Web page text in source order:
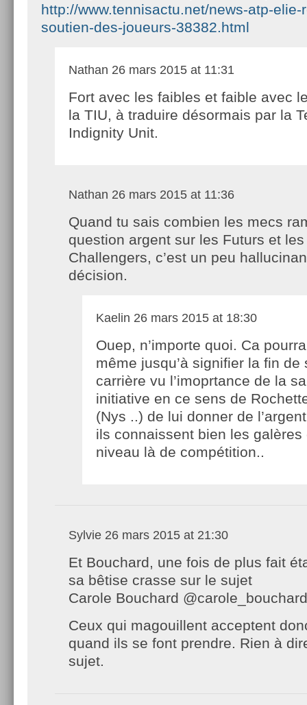
http://www.tennisactu.net/news-atp-
soutien-des-joueurs-38382.html
Nathan 26 mars 2015 at 11:31
Fort avec les faibles et faible avec
la TIU, à traduire désormais par la
Indignity Unit.
Nathan 26 mars 2015 at 11:36
Quand tu sais combien les mecs
question argent sur les Futurs et les
Challengers, c’est un peu
décision.
Kaelin 26 mars 2015 at 18:30
Ouep, n’importe quoi. Ca
même jusqu’à signifier la fin de
carrière vu l’imoprtance de la
initiative en ce sens de
(Nys ..) de lui donner de
ils connaissent bien les galères
niveau là de compétition..
Sylvie 26 mars 2015 at 21:30
Et Bouchard, une fois de plus fait
sa bêtise crasse sur le sujet
Carole Bouchard
Ceux qui magouillent acceptent
quand ils se font prendre. Rien à
sujet.